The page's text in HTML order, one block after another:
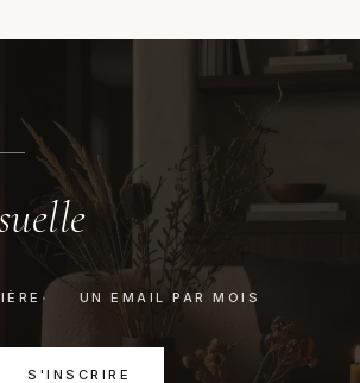
UN EMAIL PAR MOIS
S'INSCRIRE